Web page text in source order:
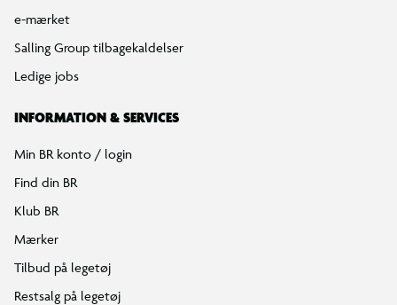
e-mærket
Salling Group tilbagekaldelser
Ledige jobs
INFORMATION & SERVICES
Min BR konto / login
Find din BR
Klub BR
Mærker
Tilbud på legetøj
Restsalg på legetøj